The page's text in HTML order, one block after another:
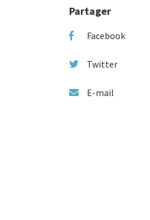
Partager
Facebook
Twitter
E-mail